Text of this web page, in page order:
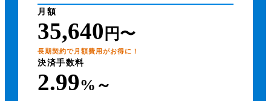
月額
35,640 円〜
長期契約で月額費用がお得に！
決済手数料
2.99%～